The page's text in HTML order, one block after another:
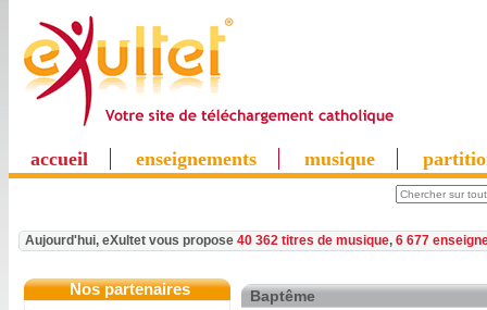
accueil enseignements musique
Aujourd'hui, eXultet vous propose 40 362 titres de musique, 6 677
Nos partenaires Baptême